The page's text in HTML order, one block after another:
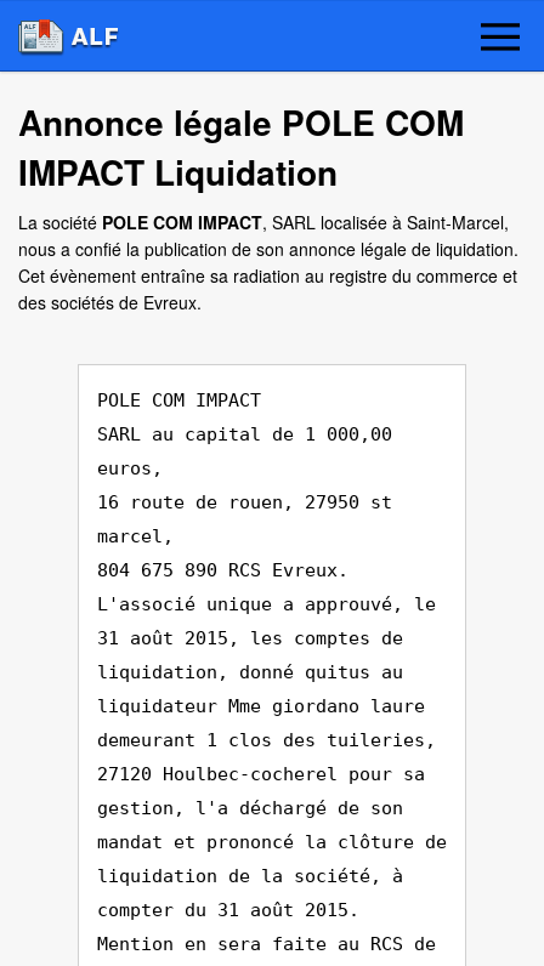
Annonce légale POLE COM
IMPACT Liquidation
La société POLE COM IMPACT, SARL localisée à Saint-Marcel,
nous a confié la publication de son annonce légale de liquidation.
Cet évènement entraîne sa radiation au registre du commerce et
des sociétés de Evreux.
POLE COM IMPACT
SARL au capital de 1 000,00
euros,
16 route de rouen, 27950 st
marcel,
804 675 890 RCS Evreux.
L'associé unique a approuvé, le
31 août 2015, les comptes de
liquidation, donné quitus au
liquidateur Mme giordano laure
demeurant 1 clos des tuileries,
27120 Houlbec-cocherel pour sa
gestion, l'a déchargé de son
mandat et prononcé la clôture de
liquidation de la société, à
compter du 31 août 2015.
Mention en sera faite au RCS de